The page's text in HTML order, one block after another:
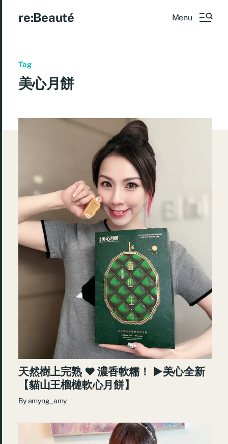
re:Beauté Menu
Tag
美心月餅
天然樹上完熟 ♥ 濃香軟糯！ ►美心全新
【貓山王榴槤軟心月餅】
Byamyng_amy